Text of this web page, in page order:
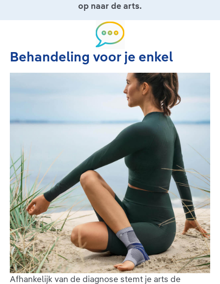
op naar de arts.
Behandeling voor je enkel
Afhankelijk van de diagnose stemt je arts de